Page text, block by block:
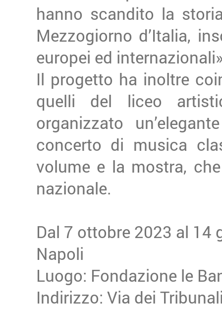
hanno scandito la
Mezzogiorno d’Italia,
europei ed
Il progetto ha inoltre
quelli del liceo
organizzato
concerto di musica
volume e la mostra,
nazionale.
Dal 7 ottobre 2023 al 14
Napoli
Luogo: Fondazione le
Indirizzo: Via dei